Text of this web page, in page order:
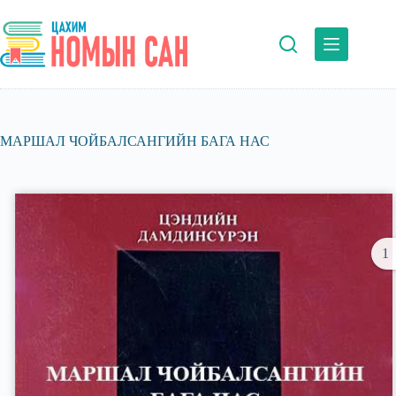
to
content
МАРШАЛ ЧОЙБАЛСАНГИЙН БАГА НАС
1